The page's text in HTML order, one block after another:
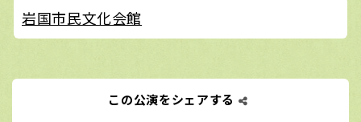
岩国市民文化会館
この公演をシェアする